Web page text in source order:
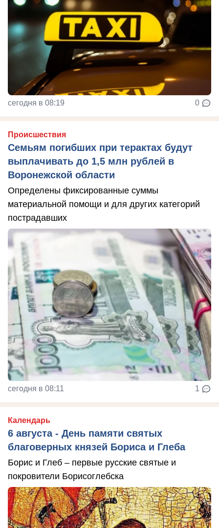
сегодня в 08:19 0
Происшествия
Семьям погибших при терактах будут
выплачивать до 1,5 млн рублей в
Воронежской области
Определены фиксированные суммы
материальной помощи и для других категорий
пострадавших
сегодня в 08:11 1
Календарь
6 августа - День памяти святых
благоверных князей Бориса и Глеба
Борис и Глеб – первые русские святые и
покровители Борисоглебска